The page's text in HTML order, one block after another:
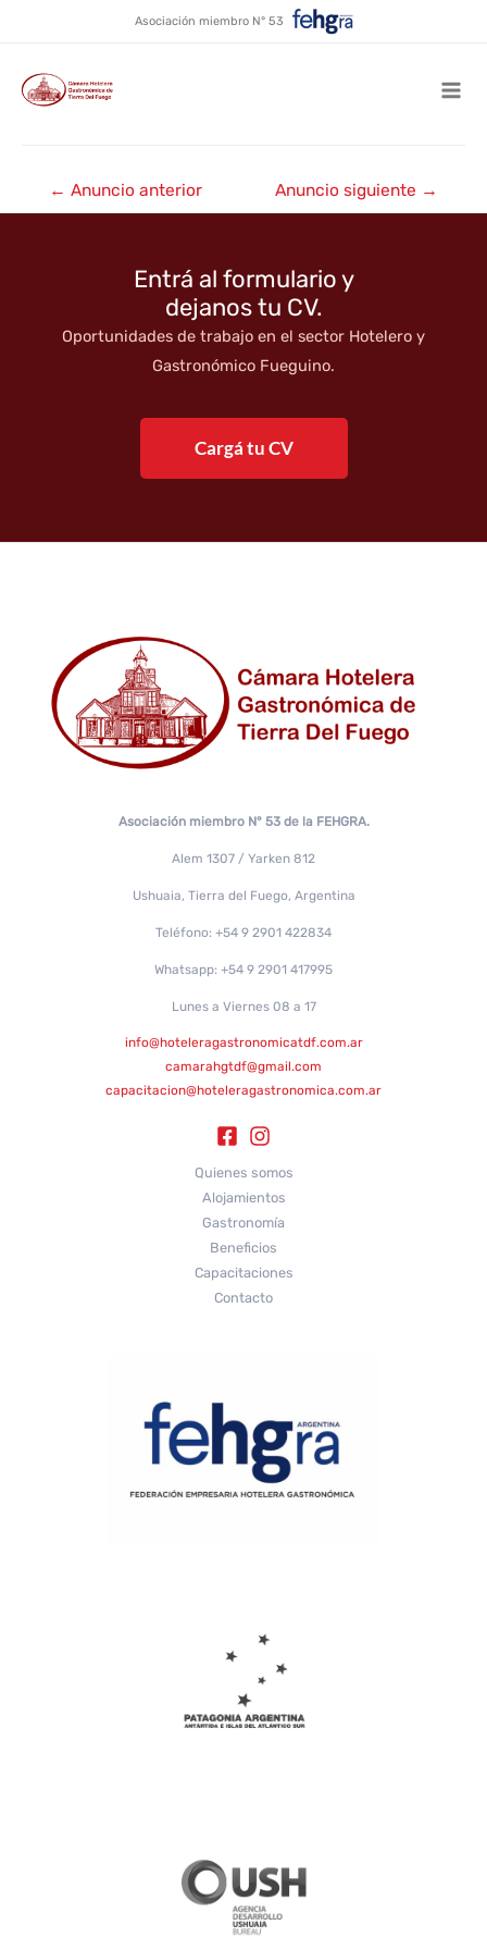
contenido
Asociación miembro N° 53
Alquiler temporario Bahía
Navegación
de
← Anuncio anterior Anuncio siguiente →
Entrá al formulario y
dejanos tu CV.
Oportunidades de trabajo en el sector Hotelero y
Gastronómico Fueguino.
Cargá tu CV
Asociación miembro N° 53 de la FEHGRA.
Alem 1307 / Yarken 812
Ushuaia, Tierra del Fuego, Argentina
Teléfono: +54 9 2901 422834
Whatsapp: +54 9 2901 417995
Lunes a Viernes 08 a 17
info@hoteleragastronomicatdf.com.ar
camarahgtdf@gmail.com
capacitacion@hoteleragastronomica.com.ar
Quienes somos
Alojamientos
Gastronomía
Beneficios
Capacitaciones
Contacto